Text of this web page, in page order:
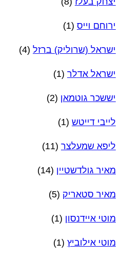
ירוחם וייס (1)
ישראל (שרוליק) ברזל (4)
ישראל אדלר (1)
יששכר גוטמאן (2)
לייבי דייטש (1)
ליפא שמעלצר (11)
מאיר גולדשטיין (14)
מאיר סטאריק (5)
מוטי איידנסון (1)
מוטי אילוביץ (1)